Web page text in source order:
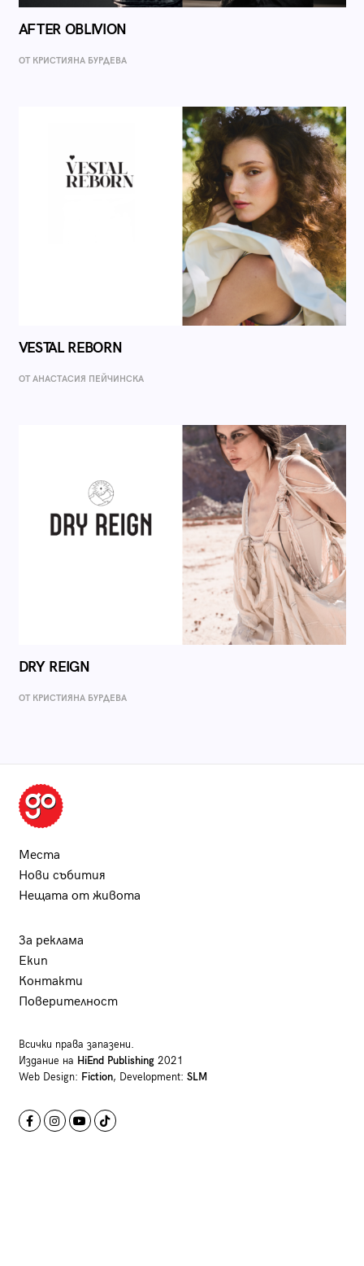
AFTER OBLIVION
ОТ КРИСТИЯНА БУРДЕВА
VESTAL REBORN
ОТ AНАСТАСИЯ ПЕЙЧИНСКА
DRY REIGN
ОТ КРИСТИЯНА БУРДЕВА
Места
Нови събития
Нещата от живота
За реклама
Екип
Контакти
Поверителност
Всички права запазени.
Издание на HiEnd Publishing2021
Web Design: Fiction, Development: SLM